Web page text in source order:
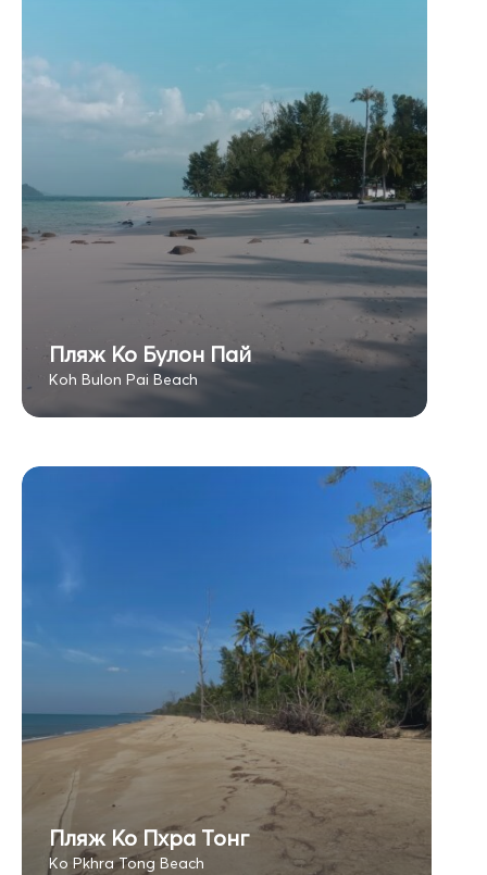
Пляж Ко Булон Пай
Koh Bulon Pai Beach
Пляж Ко Пхра Тонг
Ko Pkhra Tong Beach